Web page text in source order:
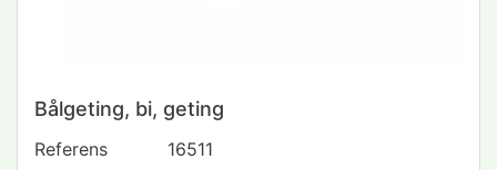
Bålgeting, bi, geting
Referens 16511